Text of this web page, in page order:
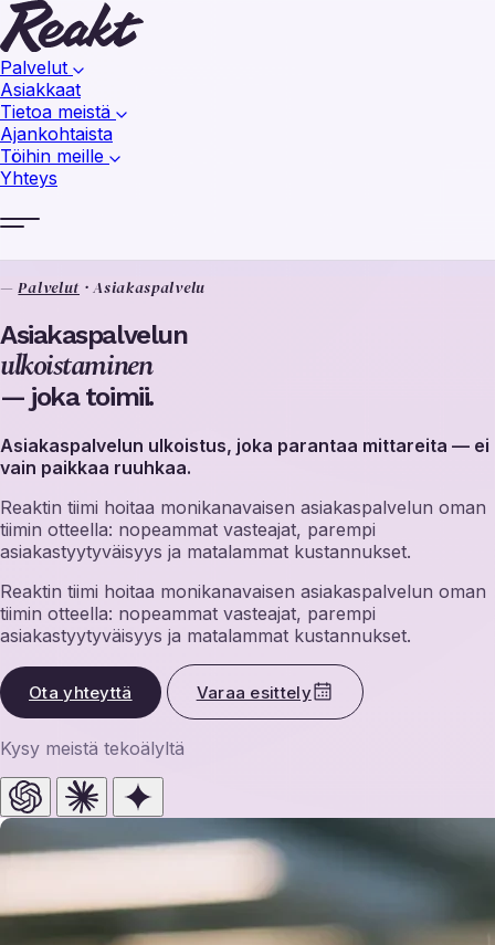
Palvelut
Asiakkaat
Tietoa meistä
Ajankohtaista
Töihin meille
Yhteys
—Palvelut ·Asiakaspalvelu
Asiakaspalvelun
ulkoistaminen
— joka toimii.
Asiakaspalvelun ulkoistus, joka parantaa mittareita — ei
vain paikkaa ruuhkaa.
Reaktin tiimi hoitaa monikanavaisen asiakaspalvelun oman
tiimin otteella: nopeammat vasteajat, parempi
asiakastyytyväisyys ja matalammat kustannukset.
Reaktin tiimi hoitaa monikanavaisen asiakaspalvelun oman
tiimin otteella: nopeammat vasteajat, parempi
asiakastyytyväisyys ja matalammat kustannukset.
Ota yhteyttä Varaa esittely
Kysy meistä tekoälyltä